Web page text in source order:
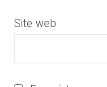
Site web